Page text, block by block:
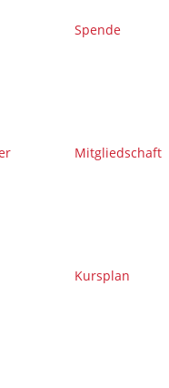
Spende
Mitgliedschaft
Kursplan